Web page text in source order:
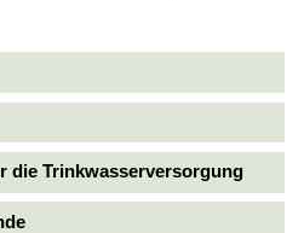
die Trinkwasserversorgung